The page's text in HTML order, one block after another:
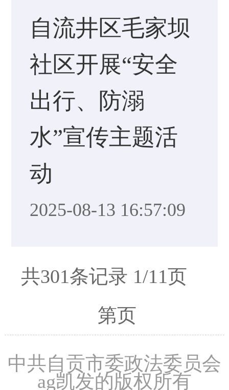
自流井区毛家坝
社区开展“安全
出行、防溺
水”宣传主题活
动
2025-08-13 16:57:09
共301条记录 1/11页
第页
中共自贡市委政法委员会
ag凯发的版权所有